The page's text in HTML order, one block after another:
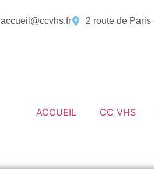
accueil@ccvhs.fr 2 route de
ACCUEIL CC VHS